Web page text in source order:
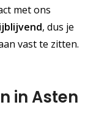
met ons
, dus je
vast te zitten.
in Asten